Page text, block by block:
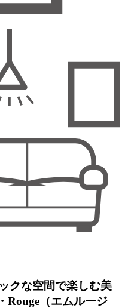
クな空間で楽しむ美
Rouge（エムルージ